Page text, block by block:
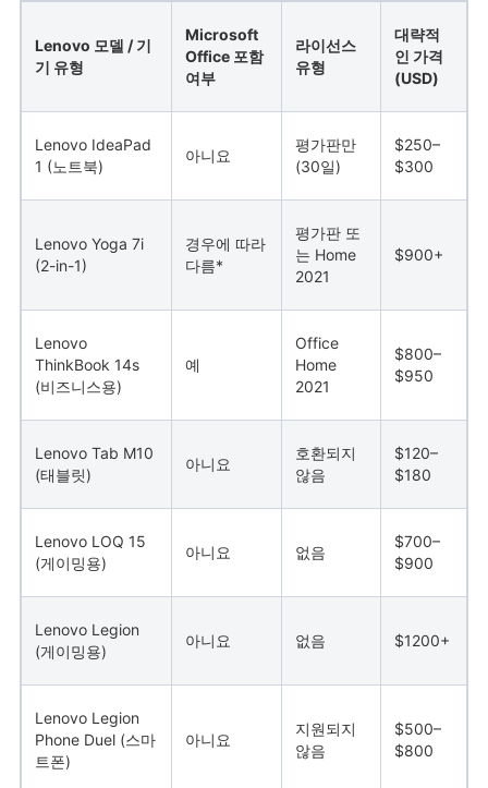
Lenovo 모델 / 기
기 유형
Microsoft
Office 포함
여부
라이선스
유형
대략적
인 가격
(USD)
Lenovo IdeaPad
1 (노트북)
아니요
평가판만
(30일)
$250–
$300
Lenovo Yoga 7i
(2-in-1)
경우에 따라
다름*
평가판 또
는 Home
2021
$900+
Lenovo
ThinkBook 14s
(비즈니스용)
예
Office
Home
2021
$800–
$950
Lenovo Tab M10
(태블릿)
아니요
호환되지
않음
$120–
$180
Lenovo LOQ 15
(게이밍용)
아니요 없음
$700–
$900
Lenovo Legion
(게이밍용)
아니요 없음 $1200+
Lenovo Legion
Phone Duel (스마
트폰)
아니요
지원되지
않음
$500–
$800